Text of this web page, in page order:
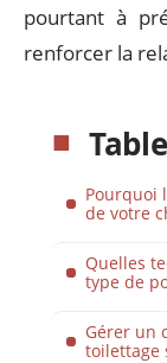
pourtant à
renforcer la
Pourquoi
de votre
Quelles
type de
Gérer un
toilettage